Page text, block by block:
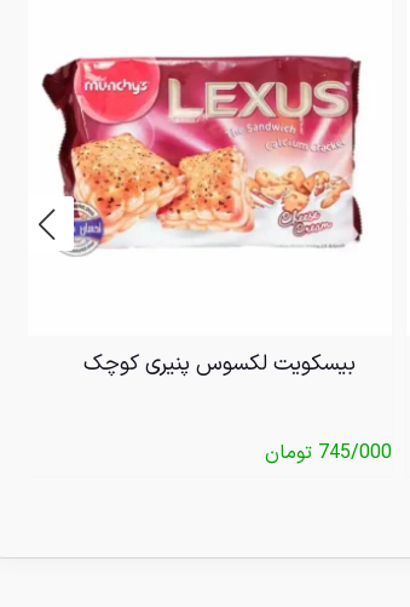
بیسکویت لکسوس پنیری کوچک
745/000 تومان